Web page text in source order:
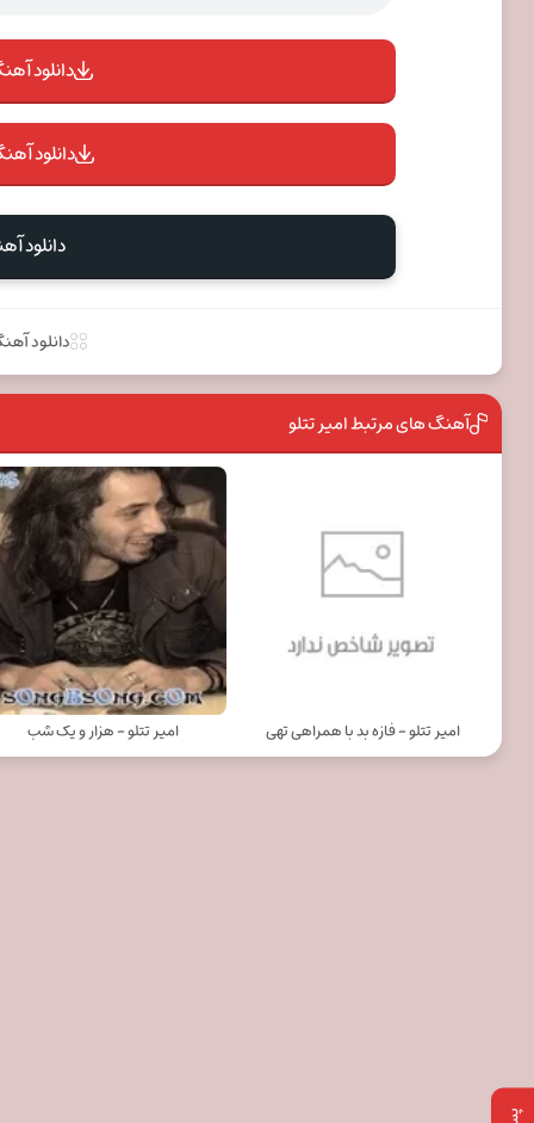
دانلود
دانلود
دانلود
دانلود
آهنگ های مرتبط امیر تتلو
امیر تتلو - فازه بد با همراهی تهی امیر تتلو - هزار و یک شب